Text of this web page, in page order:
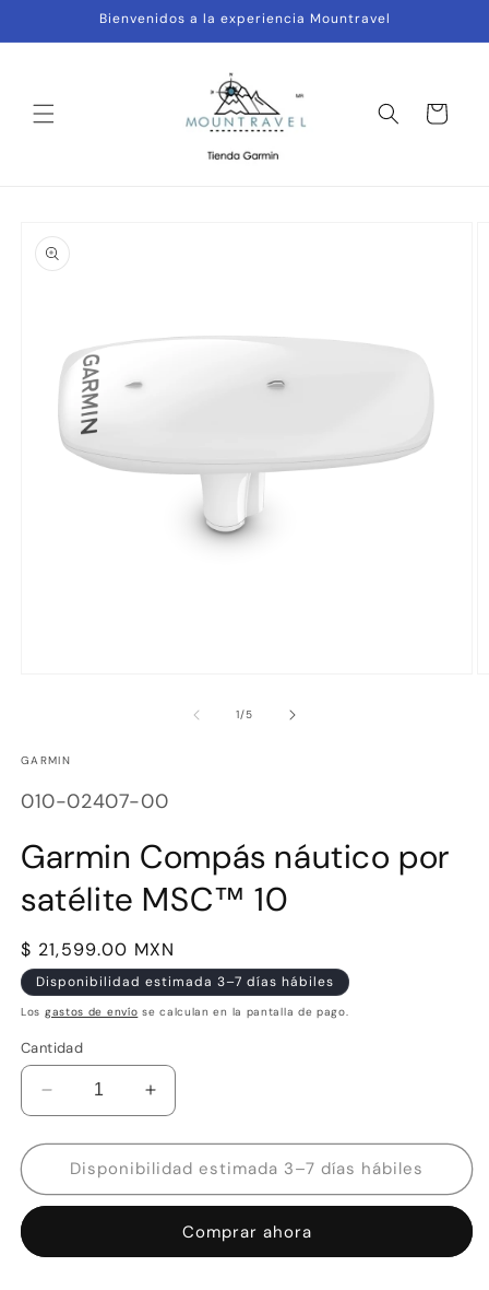
directamente
al contenido
Bienvenidos a la experiencia Mountravel
Carrito
información
una
modal
1/de
5
GARMIN
SKU:
010-02407-00
Garmin Compás náutico por
satélite MSC™ 10
Precio
habitual
$ 21,599.00 MXN
Disponibilidad estimada 3–7 días hábiles
Los gastos de envío se calculan en la pantalla de pago.
Cantidad
Reducir
cantidad
para
Garmin
Compás
satélite
Aumentar
cantidad
para
Garmin
Compás
satélite
Disponibilidad estimada 3–7 días hábiles
Comprar ahora